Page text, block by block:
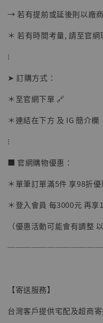
【店內現貨】海
摩 [7STARS
NT$ 1,500
→ 若有提前或延後則以廠
＊ 若有時間考量, 請至官
⁝
➤ 訂購方式：
＊至官網下單 🔗
＊連結在下方 及 IG 簡介欄
⁝
■ 官網購物優惠：
＊單筆訂單滿5件 享98折優
＊登入會員 每3000元 再享
（優惠活動可能會有調整
【寄送服務】
台灣客戶提供宅配及超商